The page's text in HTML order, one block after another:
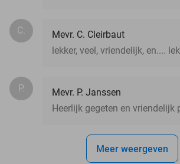
C.
Mevr. C. Cleirbaut
lekker, veel, vriendelijk, en....
P.
Mevr. P. Janssen
Heerlijk gegeten en vriendelijk
Meer weergeven